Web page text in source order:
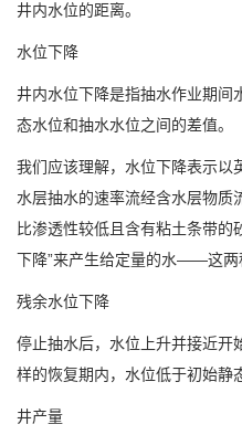
井内水位的距离。
水位下降
井内水位下降是指抽水作业期间
态水位和抽水水位之间的差值。
我们应该理解，水位下降表示以
水层抽水的速率流经含水层物质
比渗透性较低且含有粘土条带的
下降”来产生给定量的水——这两
残余水位下降
停止抽水后，水位上升并接近开
样的恢复期内，水位低于初始静
井产量